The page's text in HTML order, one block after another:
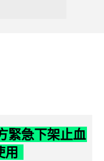
緊急下架止血
用